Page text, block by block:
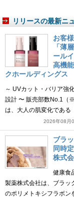
リリースの最新ニ
お客
「薄
ール
高機
クホールディングス
～ UVカット・バリア強
設計 〜 販売部数No.1（
は、大人の肌変化であ
2026年08月
ブラ
同時
株式
健康食
製薬株式会社は、ブラ
のポリメトキシフラボ